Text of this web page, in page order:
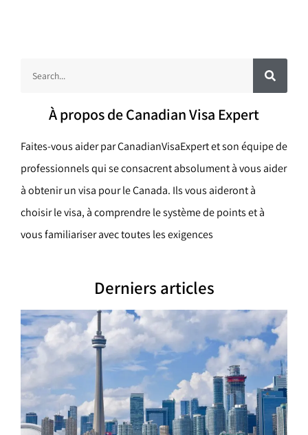
e
c
h
e
r
R
e
c
r
À propos de Canadian Visa Expert
Faites-vous aider par CanadianVisaExpert et son équipe de
professionnels qui se consacrent absolument à vous aider
à obtenir un visa pour le Canada. Ils vous aideront à
choisir le visa, à comprendre le système de points et à
vous familiariser avec toutes les exigences
Derniers articles